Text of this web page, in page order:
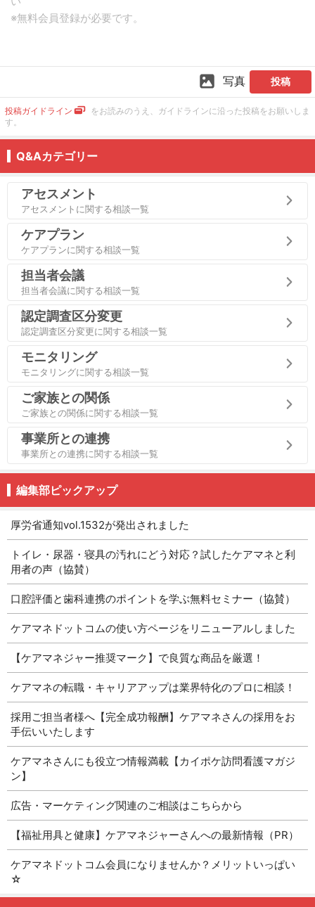
写真 投稿
投稿ガイドライン
をお読みのうえ、ガイドラインに沿った投稿をお願いしま
す。
Q&Aカテゴリー
アセスメント
アセスメントに関する相談一覧
ケアプラン
ケアプランに関する相談一覧
担当者会議
担当者会議に関する相談一覧
認定調査区分変更
認定調査区分変更に関する相談一覧
モニタリング
モニタリングに関する相談一覧
ご家族との関係
ご家族との関係に関する相談一覧
事業所との連携
事業所との連携に関する相談一覧
編集部ピックアップ
厚労省通知vol.1532が発出されました
トイレ・尿器・寝具の汚れにどう対応？試したケアマネと利
用者の声（協賛）
口腔評価と歯科連携のポイントを学ぶ無料セミナー（協賛）
ケアマネドットコムの使い方ページをリニューアルしました
【ケアマネジャー推奨マーク】で良質な商品を厳選！
ケアマネの転職・キャリアアップは業界特化のプロに相談！
採用ご担当者様へ【完全成功報酬】ケアマネさんの採用をお
手伝いいたします
ケアマネさんにも役立つ情報満載【カイポケ訪問看護マガジ
ン】
広告・マーケティング関連のご相談はこちらから
【福祉用具と健康】ケアマネジャーさんへの最新情報（PR）
ケアマネドットコム会員になりませんか？メリットいっぱい
☆